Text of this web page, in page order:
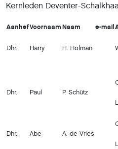
Kernleden Deventer-
AanhefVoornaamNaam e-mail
Dhr. Harry H. Holman
Dhr. Paul P. Schütz
Dhr. Abe A. de Vries